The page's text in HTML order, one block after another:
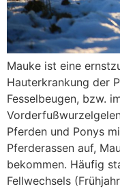
Mauke ist eine
Hauterkrankung der
Fesselbeugen, bzw.
Pferden und Ponys
Pferderassen auf,
bekommen. Häufig
Fellwechsels